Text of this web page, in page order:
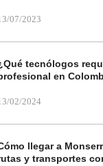
07/2023
tecnólogos
en
02/2024
llegar a
y transportes